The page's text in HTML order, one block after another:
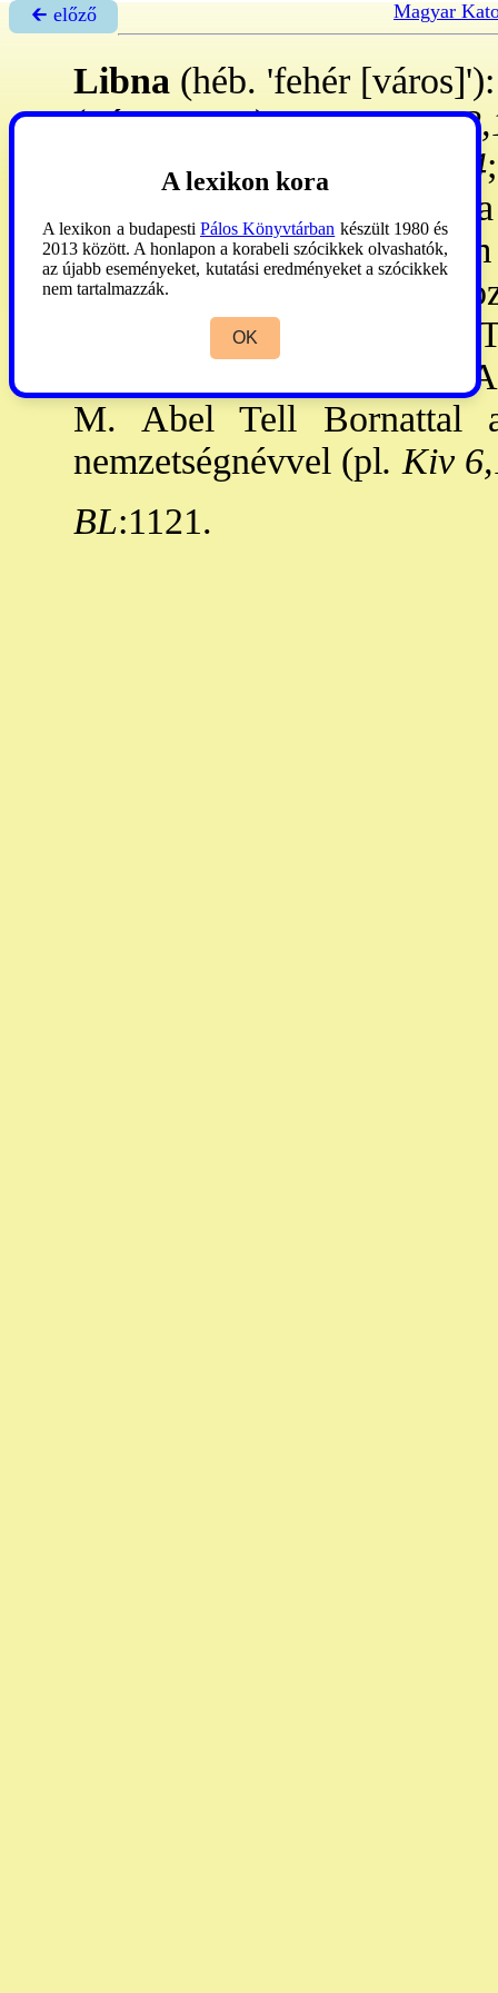
🡰 előző Magyar
Libna (héb. 'fehér
(Józs 15,42). -10,29;
Júda örökrésze lett
. 21,14;
: Jorám
Iz 37,8: Szancherib
52,1: innen származott
Hamutal. A ma lakatlan
tévesnek bizonyult; W.
M. Abel Tell Bornattal
nemzetségnévvel (pl. Kiv
BL:1121.
A lexikon kora
A lexikon a budapesti Pálos Könyvtárban készült 1980 és
2013 között. A honlapon a korabeli szócikkek olvashatók,
az újabb eseményeket, kutatási eredményeket a szócikkek
nem tartalmazzák.
OK